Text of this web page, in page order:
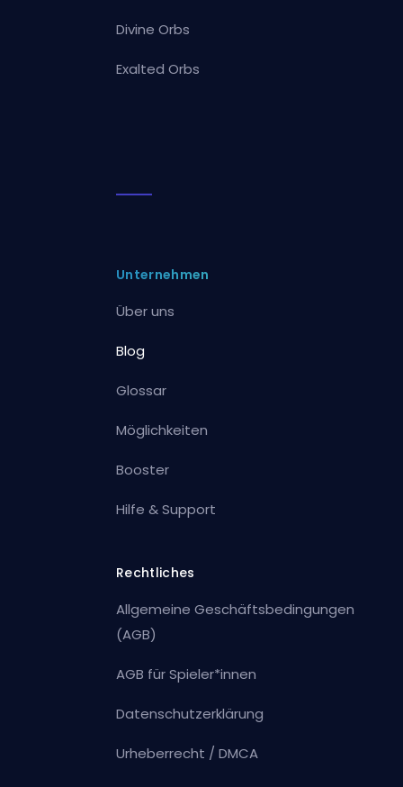
Divine Orbs
Exalted Orbs
Unternehmen
Über uns
Blog
Glossar
Möglichkeiten
Booster
Hilfe & Support
Rechtliches
Allgemeine Geschäftsbedingungen
(AGB)
AGB für Spieler*innen
Datenschutzerklärung
Urheberrecht / DMCA